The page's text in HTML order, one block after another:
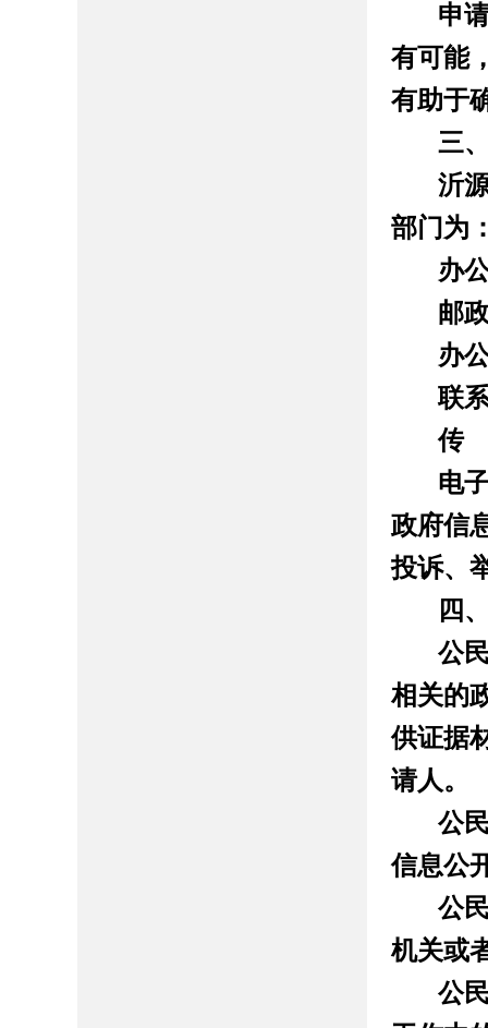
申
有可能
有助于
三
沂
部门为
办
邮
办
联
传
电
政府信
投诉、
四
公
相关的
供证据
请人。
公
信息公
公
机关或
公